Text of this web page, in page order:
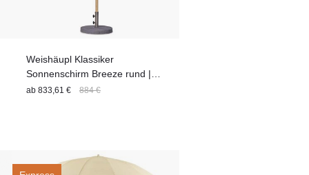
Weishäupl Klassiker
Sonnenschirm Breeze rund |
versch. Größen
ab 833,61 € 884 €